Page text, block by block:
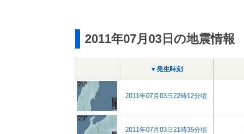
2011年07月03日の地震情報
▼発生時刻
2011年07月03日22時12分頃
2011年07月03日21時35分頃